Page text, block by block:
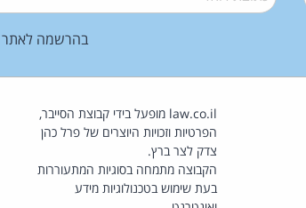
בהרשמה לאתר
law.co.il מופעל בידי קבוצת הסייבר,
הפרטיות וזכויות היוצרים של פרל כהן
צדק לצר ברץ.
הקבוצה מתמחה בסוגיות המתעוררות
בעת שימוש בטכנולוגיות מידע